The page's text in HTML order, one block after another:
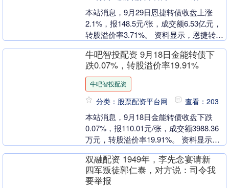
本站消息，9月29日恩捷转债收盘上涨
2.1%，报148.5元/张，成交额6.53亿元，
转股溢价率3.71%。 资料显示，恩捷转债
牛吧智投配资 9月18日金能转债下
跌0.07%，转股溢价率19.91%
牛吧智投配资
分类：股票配资平台网 查看：203
本站消息，9月18日金能转债收盘下跌
0.07%，报110.01元/张，成交额3988.36
万元，转股溢价率19.91%。 资料显示，
双融配资 1949年，李先念宴请新
四军叛徒郭仁泰，对方说：司令我
要举报